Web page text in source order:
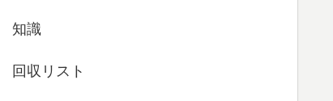
知識
回収リスト